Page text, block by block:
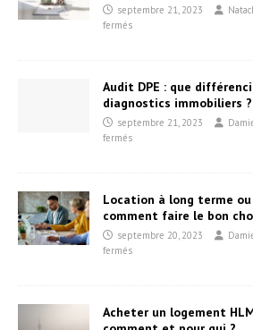
septembre 21, 2023
fermés
Audit DPE : que
diagnostics immobiliers ?
septembre 21, 2023
fermés
Location à long terme
comment faire le bon
septembre 20, 2023
fermés
Acheter un logement